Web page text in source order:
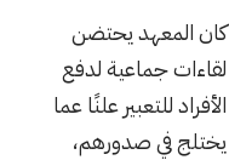
كان المعهد يحتضن
لقاءات جماعية لدفع
الأفراد للتعبير علنًا ​​عما
يختلج في صدورهم،